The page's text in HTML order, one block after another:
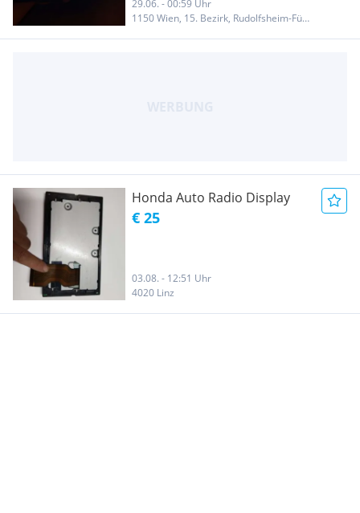
29.06. - 00:59 Uhr
1150 Wien, 15. Bezirk, Rudolfsheim-Fünfhaus
Honda Auto Radio Display
€ 25
03.08. - 12:51 Uhr
4020 Linz